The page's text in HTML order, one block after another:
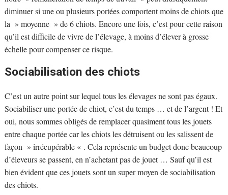
diminuer si une ou plusieurs portées comportent moins de chiots que
la » moyenne » de 6 chiots. Encore une fois, c’est pour cette raison
qu’il est difficile de vivre de l’élevage, à moins d’élever à grosse
échelle pour compenser ce risque.
Sociabilisation des chiots
C’est un autre point sur lequel tous les élevages ne sont pas égaux.
Sociabiliser une portée de chiot, c’est du temps … et de l’argent ! Et
oui, nous sommes obligés de remplacer quasiment tous les jouets
entre chaque portée car les chiots les détruisent ou les salissent de
façon » irrécupérable « . Cela représente un budget donc beaucoup
d’éleveurs se passent, en n’achetant pas de jouet … Sauf qu’il est
bien évident que ces jouets sont un super moyen de sociabilisation
des chiots.